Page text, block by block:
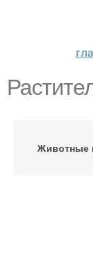
Животные